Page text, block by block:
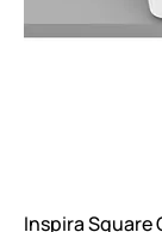
Inspira Square